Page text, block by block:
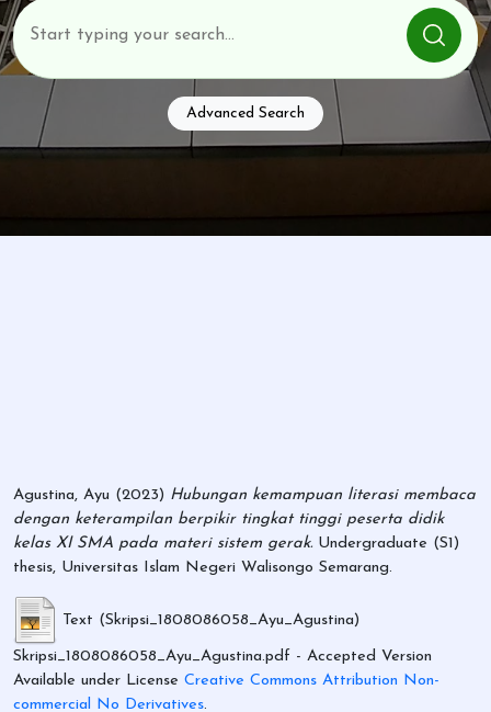
Advanced Search
Agustina, Ayu (2023) Hubungan kemampuan literasi membaca
dengan keterampilan berpikir tingkat tinggi peserta didik
kelas XI SMA pada materi sistem gerak. Undergraduate (S1)
thesis, Universitas Islam Negeri Walisongo Semarang.
Text (Skripsi_1808086058_Ayu_Agustina)
Skripsi_1808086058_Ayu_Agustina.pdf - Accepted Version
Available under License Creative Commons Attribution Non-
commercial No Derivatives.